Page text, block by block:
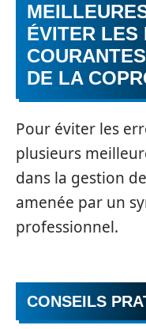
ÉVITER LES
DE LA
Pour éviter les
plusieurs
dans la gestion
amenée par un
professionnel.
CONSEILS